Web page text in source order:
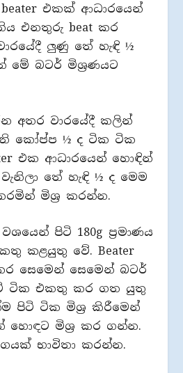
එකක් ආධාරයෙන්
එනතුරු beat කර
ලුණු තේ හැඳි ½
මේ බටර් මිශ්‍රණයට
අතර වාරයේදී කලින්
කෝප්ප ½ ද ටික ටික
එක ආධාරයෙන් හොඳින්
තේ හැඳි ½ ද මෙම
මිශ්‍ර කරන්න.
පිටි 180g ප්‍රමාණය
කළයුතු වේ. Beater
සෙමෙන් සෙමෙන් බටර්
ටික එකතු කර ගත යුතු
පිටි ටික මිශ්‍ර කිරීමෙන්
හොඳට මිශ්‍ර කර ගන්න.
භාවිතා කරන්න.